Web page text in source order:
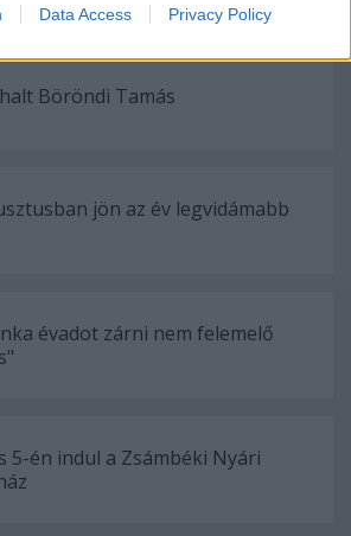
including authentication
Data Access Privacy Policy
Böröndi Tamás
jön az év legvidámabb
évadot zárni nem felemelő
5-én indul a Zsámbéki Nyári